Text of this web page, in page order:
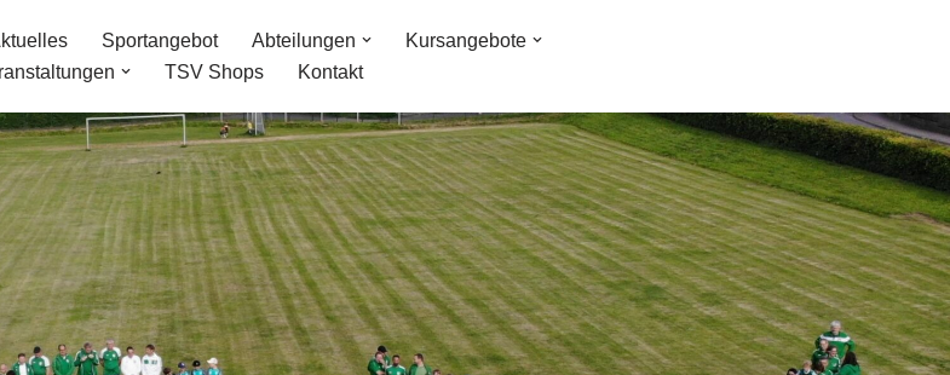
Sportangebot Abteilungen
Kursangebote
TSV Shops Kontakt